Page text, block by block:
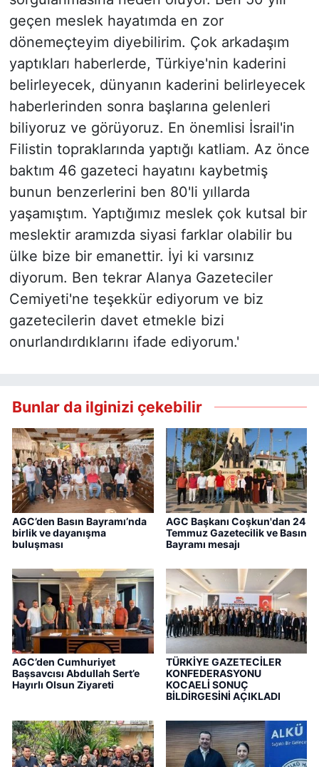
geçen meslek hayatımda en zor
dönemeçteyim diyebilirim. Çok arkadaşım
yaptıkları haberlerde, Türkiye'nin kaderini
belirleyecek, dünyanın kaderini belirleyecek
haberlerinden sonra başlarına gelenleri
biliyoruz ve görüyoruz. En önemlisi İsrail'in
Filistin topraklarında yaptığı katliam. Az önce
baktım 46 gazeteci hayatını kaybetmiş
bunun benzerlerini ben 80'li yıllarda
yaşamıştım. Yaptığımız meslek çok kutsal bir
meslektir aramızda siyasi farklar olabilir bu
ülke bize bir emanettir. İyi ki varsınız
diyorum. Ben tekrar Alanya Gazeteciler
Cemiyeti'ne teşekkür ediyorum ve biz
gazetecilerin davet etmekle bizi
onurlandırdıklarını ifade ediyorum.'
Bunlar da ilginizi çekebilir
AGC’den Basın Bayramı’nda
birlik ve dayanışma
buluşması
AGC Başkanı Coşkun'dan 24
Temmuz Gazetecilik ve Basın
Bayramı mesajı
AGC’den Cumhuriyet
Başsavcısı Abdullah Sert’e
Hayırlı Olsun Ziyareti
TÜRKİYE GAZETECİLER
KONFEDERASYONU
KOCAELİ SONUÇ
BİLDİRGESİNİ AÇIKLADI